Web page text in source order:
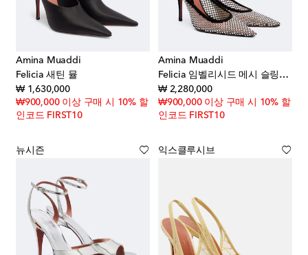
Amina Muaddi
Felicia 새틴 뮬
₩ 1,630,000original price
₩900,000 이상 구매 시 10% 할
인코드 FIRST10
Amina Muaddi
Felicia 임벨리시드 메시 슬링백 펌프스
₩ 2,280,000original price
₩900,000 이상 구매 시 10% 할
인코드 FIRST10
뉴시즌 익스클루시브